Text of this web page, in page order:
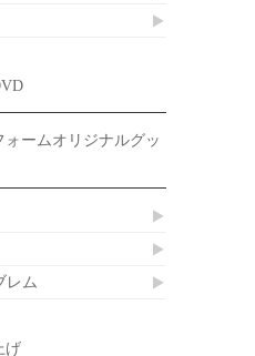
ォームオリジナルグッ
レム
げ